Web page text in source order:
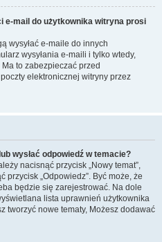
e-mail do użytkownika witryna prosi
wysyłać e-maile do innych
wysyłania e-maili i tylko wtedy,
to zabezpieczać przed
elektronicznej witryny przez
wysłać odpowiedź w temacie?
nacisnąć przycisk „Nowy temat”,
„Odpowiedz”. Być może, że
będzie się zarejestrować. Na dole
lista uprawnień użytkownika
tworzyć nowe tematy, Możesz dodawać